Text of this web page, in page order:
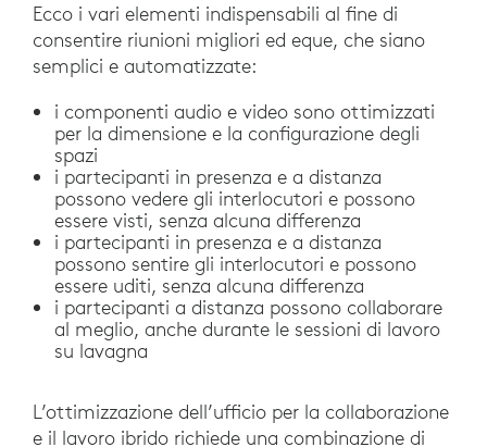
Ecco i vari elementi indispensabili al fine di
consentire riunioni migliori ed eque, che siano
semplici e automatizzate:
i componenti audio e video sono ottimizzati
per la dimensione e la configurazione degli
spazi
i partecipanti in presenza e a distanza
possono vedere gli interlocutori e possono
essere visti, senza alcuna differenza
i partecipanti in presenza e a distanza
possono sentire gli interlocutori e possono
essere uditi, senza alcuna differenza
i partecipanti a distanza possono collaborare
al meglio, anche durante le sessioni di lavoro
su lavagna
L’ottimizzazione dell’ufficio per la collaborazione
e il lavoro ibrido richiede una combinazione di